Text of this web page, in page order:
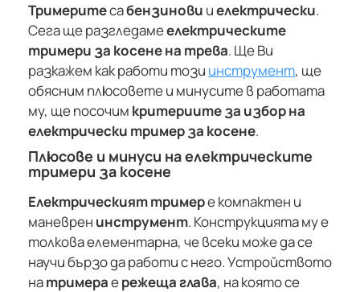
Тримеритесабензинови иелектрически.
Сега ще разгледамеелектрическите
тримери за косене на трева. Ще Ви
разкажем как работи този инструмент, ще
обясним плюсовете и минусите в работата
му, ще посочим критериите за избор на
електрически тример за косене.
Плюсове и минуси на електрическите
тримери за косене
Електрическият тримере компактен и
маневрен инструмент. Конструкцията му е
толкова елементарна, че всеки може да се
научи бързо да работи с него. Устройството
натримераережеща глава, на която се